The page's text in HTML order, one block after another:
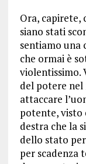
Ora, capirete,
siano stati
sentiamo una
che ormai è
violentissimo.
del potere nel
attaccare
potente, visto
destra che la
dello stato
per scadenza